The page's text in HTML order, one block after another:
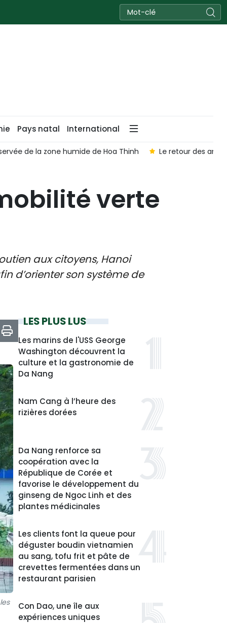
Pays natal International
de la zone humide de Hoa Thinh Le retour des
verte
aux citoyens, Hanoi
d’orienter son système de
LES PLUS LUS
Les marins de l'USS George
Washington découvrent la
culture et la gastronomie de
Da Nang
Nam Cang à l’heure des
rizières dorées
Da Nang renforce sa
coopération avec la
République de Corée et
favorise le développement du
ginseng de Ngoc Linh et des
plantes médicinales
Les clients font la queue pour
déguster boudin vietnamien
au sang, tofu frit et pâte de
crevettes fermentées dans un
restaurant parisien
Con Dao, une île aux
expériences uniques